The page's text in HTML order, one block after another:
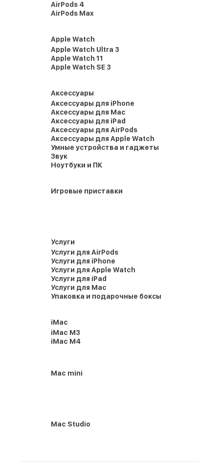
AirPods 4
AirPods Max
Apple Watch
Apple Watch Ultra 3
Apple Watch 11
Apple Watch SE 3
Аксессуары
Аксессуары для iPhone
Аксессуары для Mac
Аксессуары для iPad
Аксессуары для AirPods
Аксессуары для Apple Watch
Умные устройства и гаджеты
Звук
Ноутбуки и ПК
Игровые приставки
Услуги
Услуги для AirPods
Услуги для iPhone
Услуги для Apple Watch
Услуги для iPad
Услуги для Mac
Упаковка и подарочные боксы
iMac
iMac M3
iMac M4
Mac mini
Mac Studio